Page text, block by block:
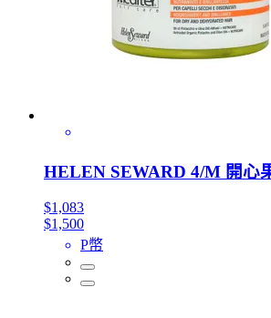
HELEN SEWARD 4/M 開心
$1,083
$1,500
P幣